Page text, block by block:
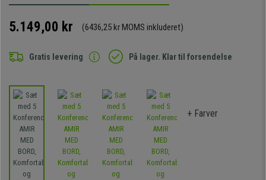
5.149,00 kr (6436,25 kr MOMS inkluderet)
Gratis levering På lager. Klar til forsendelse
+ Farver